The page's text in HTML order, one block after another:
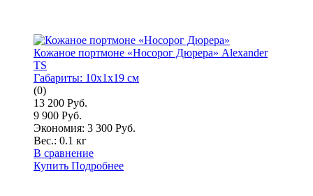
Кожаное портмоне «Носорог Дюрера» Alexander
TS
Габариты: 10x1x19 см
(0)
13 200 Руб.
9 900 Руб.
Экономия: 3 300 Руб.
Вес.: 0.1 кг
В сравнение
Купить Подробнее